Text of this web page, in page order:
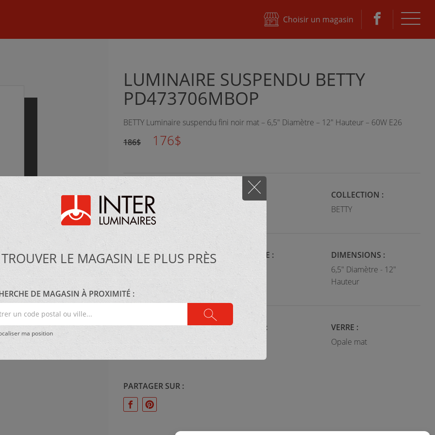
TROUVER LE MAGASIN LE PLUS PRÈS
DE MAGASIN À PROXIMITÉ :
ma position
Choisir un magasin
LUMINAIRE SUSPENDU BETTY
PD473706MBOP
BETTY Luminaire suspendu fini noir mat – 6,5" Diamètre – 12" Hauteur – 60W E26
186$
176$
FOURNISSEUR :
Alora
STYLE :
COLLECTION :
BETTY
MATÉRIEL :
CATÉGORIE :
Suspendu
DIMENSIONS :
6,5" Diamètre - 12"
Hauteur
ÉCLAIRAGE :
COULEUR :
Noir mat
VERRE :
Opale mat
PARTAGER SUR :